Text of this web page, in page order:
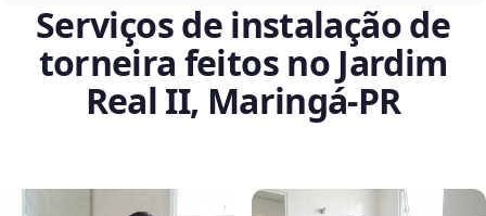
Serviços de instalação de
torneira feitos no Jardim
Real II, Maringá‑PR